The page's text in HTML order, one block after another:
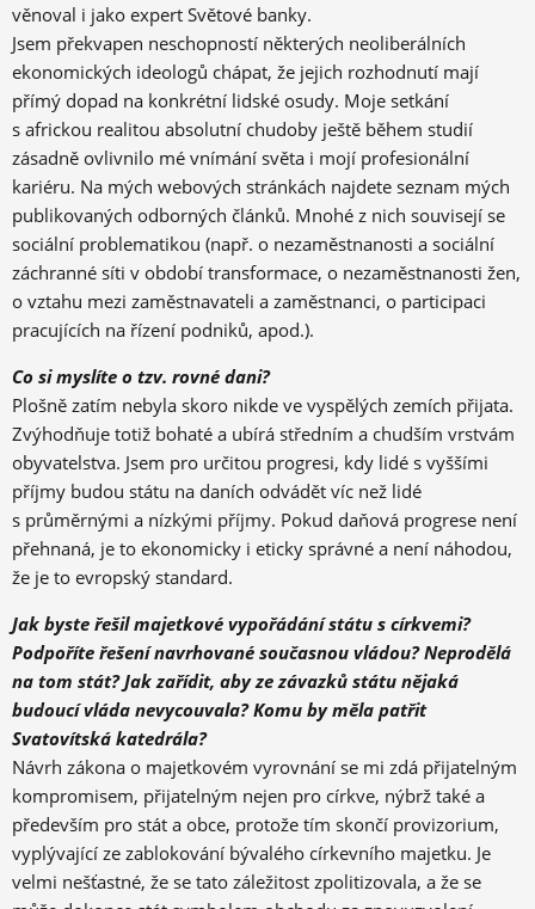
věnoval i jako expert Světové banky.
Jsem překvapen neschopností některých neoliberálních
ekonomických ideologů chápat, že jejich rozhodnutí mají
přímý dopad na konkrétní lidské osudy. Moje setkání
s africkou realitou absolutní chudoby ještě během studií
zásadně ovlivnilo mé vnímání světa i mojí profesionální
kariéru. Na mých webových stránkách najdete seznam mých
publikovaných odborných článků. Mnohé z nich souvisejí se
sociální problematikou (např. o nezaměstnanosti a sociální
záchranné síti v období transformace, o nezaměstnanosti žen,
o vztahu mezi zaměstnavateli a zaměstnanci, o participaci
pracujících na řízení podniků, apod.).
Co si myslíte o tzv. rovné dani?
Plošně zatím nebyla skoro nikde ve vyspělých zemích přijata.
Zvýhodňuje totiž bohaté a ubírá středním a chudším vrstvám
obyvatelstva. Jsem pro určitou progresi, kdy lidé s vyššími
příjmy budou státu na daních odvádět víc než lidé
s průměrnými a nízkými příjmy. Pokud daňová progrese není
přehnaná, je to ekonomicky i eticky správné a není náhodou,
že je to evropský standard.
Jak byste řešil majetkové vypořádání státu s církvemi?
Podpoříte řešení navrhované současnou vládou? Neprodělá
na tom stát? Jak zařídit, aby ze závazků státu nějaká
budoucí vláda nevycouvala? Komu by měla patřit
Svatovítská katedrála?
Návrh zákona o majetkovém vyrovnání se mi zdá přijatelným
kompromisem, přijatelným nejen pro církve, nýbrž také a
především pro stát a obce, protože tím skončí provizorium,
vyplývající ze zablokování bývalého církevního majetku. Je
velmi nešťastné, že se tato záležitost zpolitizovala, a že se